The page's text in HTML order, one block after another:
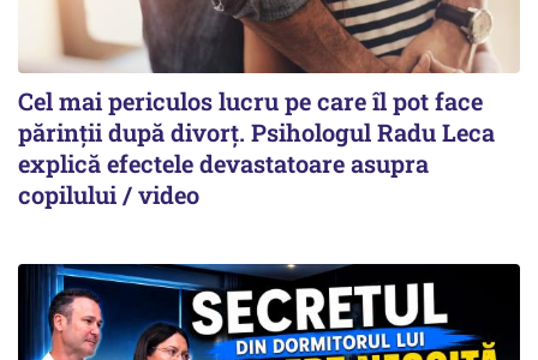
Cel mai periculos lucru pe care îl pot face
părinții după divorț. Psihologul Radu Leca
explică efectele devastatoare asupra
copilului / video